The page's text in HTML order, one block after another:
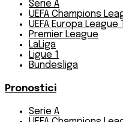
Serie A
UEFA Champions
UEFA Europa League
Premier League
LaLiga
Ligue 1
Bundesliga
Pronostici
Serie A